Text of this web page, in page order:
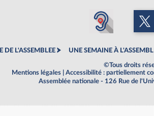
DE L'ASSEMBLEE UNE SEMAINE À
©Tous droits
Mentions légales
Accessibilité : partiellement
Assemblée nationale - 126 Rue de